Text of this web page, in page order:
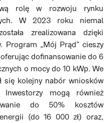
rolę w rozwoju rynku
W 2023 roku niemal
zrealizowana dzięki
„Mój Prąd” cieszy
dofinansowanie do 6
o mocy do 10 kWp. We
się kolejny nabór wniosków
mogą również
do 50% kosztów
(do 16 000 zł) oraz,